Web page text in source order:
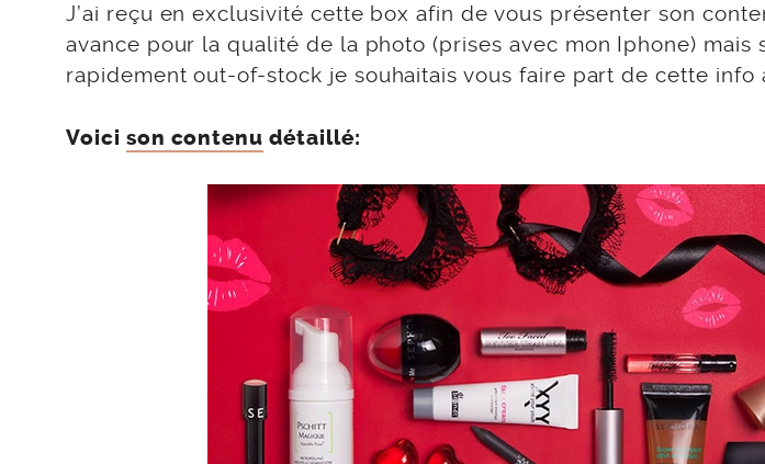
J’ai reçu en exclusivité cette box afin de vous présenter son
avance pour la qualité de la photo (prises avec mon Iphone) mais
rapidement out-of-stock je souhaitais vous faire part de cette info
Voici son contenu détaillé: